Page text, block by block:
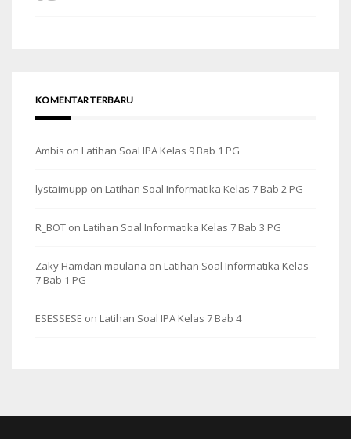
KOMENTAR TERBARU
Ambis on Latihan Soal IPA Kelas 9 Bab 1 PG
lystaimupp on Latihan Soal Informatika Kelas 7 Bab 2 PG
R_BOT on Latihan Soal Informatika Kelas 7 Bab 3 PG
Zaky Hamdan maulana on Latihan Soal Informatika Kelas
7 Bab 1 PG
ESESSESE on Latihan Soal IPA Kelas 7 Bab 4